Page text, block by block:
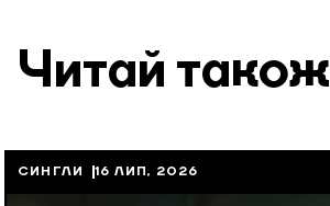
Читай також
СИНГЛИ 16 ЛИП, 2026